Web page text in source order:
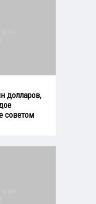
долларов,
советом